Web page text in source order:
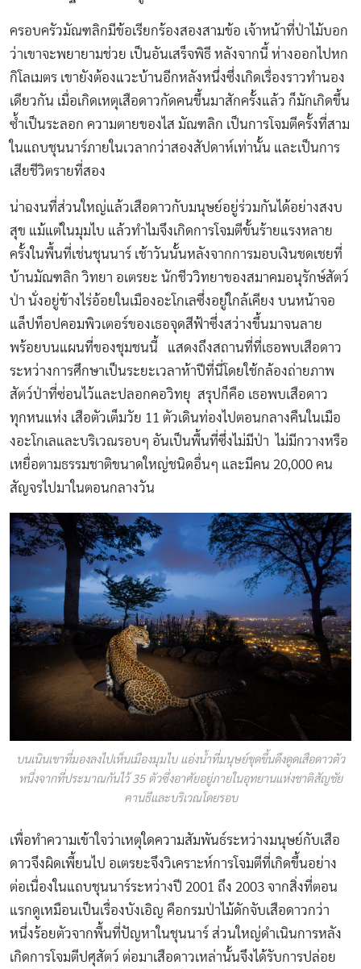
ครอบครัวมัณฑลิกมีข้อเรียกร้องสองสามข้อ เจ้าหน้าที่ป่าไม้บอก
ว่าเขาจะพยายามช่วย เป็นอันเสร็จพิธี หลังจากนี้ ห่างออกไปหก
กิโลเมตร เขายังต้องแวะบ้านอีกหลังหนึ่งซึ่งเกิดเรื่องราวทำนอง
เดียวกัน เมื่อเกิดเหตุเสือดาวกัดคนขึ้นมาสักครั้งแล้ว ก็มักเกิดขึ้น
ซ้ำเป็นระลอก ความตายของไส มัณฑลิก เป็นการโจมตีครั้งที่สาม
ในแถบชุนนาร์ภายในเวลากว่าสองสัปดาห์เท่านั้น และเป็นการ
เสียชีวิตรายที่สอง
น่าฉงนที่ส่วนใหญ่แล้วเสือดาวกับมนุษย์อยู่ร่วมกันได้อย่างสงบ
สุข แม้แต่ในมุมไบ แล้วทำไมจึงเกิดการโจมตีขั้นร้ายแรงหลาย
ครั้งในพื้นที่เช่นชุนนาร์ เช้าวันนั้นหลังจากการมอบเงินชดเชยที่
บ้านมัณฑลิก วิทยา อเตรยะ นักชีววิทยาของสมาคมอนุรักษ์สัตว์
ป่า นั่งอยู่ข้างไร่อ้อยในเมืองอะโกเลซึ่งอยู่ใกล้เคียง บนหน้าจอ
แล็ปท็อปคอมพิวเตอร์ของเธอจุดสีฟ้าซึ่งสว่างขึ้นมาจนลาย
พร้อยบนแผนที่ของชุมชนนี้ แสดงถึงสถานที่ที่เธอพบเสือดาว
ระหว่างการศึกษาเป็นระยะเวลาห้าปีที่นี่โดยใช้กล้องถ่ายภาพ
สัตว์ป่าที่ซ่อนไว้และปลอกคอวิทยุ สรุปก็คือ เธอพบเสือดาว
ทุกหนแห่ง เสือตัวเต็มวัย 11 ตัวเดินท่องไปตอนกลางคืนในเมือ
งอะโกเลและบริเวณรอบๆ อันเป็นพื้นที่ซึ่งไม่มีป่า ไม่มีกวางหรือ
เหยื่อตามธรรมชาติขนาดใหญ่ชนิดอื่นๆ และมีคน 20,000 คน
สัญจรไปมาในตอนกลางวัน
บนเนินเขาที่มองลงไปเห็นเมืองมุมไบ แอ่งน้ำที่มนุษย์ขุดขึ้นดึงดูดเสือดาวตัว
หนึ่งจากที่ประมาณกันไว้ 35 ตัวซึ่งอาศัยอยู่ภายในอุทยานแห่งชาติสัญชัย
คานธีและบริเวณโดยรอบ
เพื่อทำความเข้าใจว่าเหตุใดความสัมพันธ์ระหว่างมนุษย์กับเสือ
ดาวจึงผิดเพี้ยนไป อเตรยะจึงวิเคราะห์การโจมตีที่เกิดขึ้นอย่าง
ต่อเนื่องในแถบชุนนาร์ระหว่างปี 2001 ถึง 2003 จากสิ่งที่ตอน
แรกดูเหมือนเป็นเรื่องบังเอิญ คือกรมป่าไม้ดักจับเสือดาวกว่า
หนึ่งร้อยตัวจากพื้นที่ปัญหาในชุนนาร์ ส่วนใหญ่ดำเนินการหลัง
เกิดการโจมตีปศุสัตว์ ต่อมาเสือดาวเหล่านั้นจึงได้รับการปล่อย